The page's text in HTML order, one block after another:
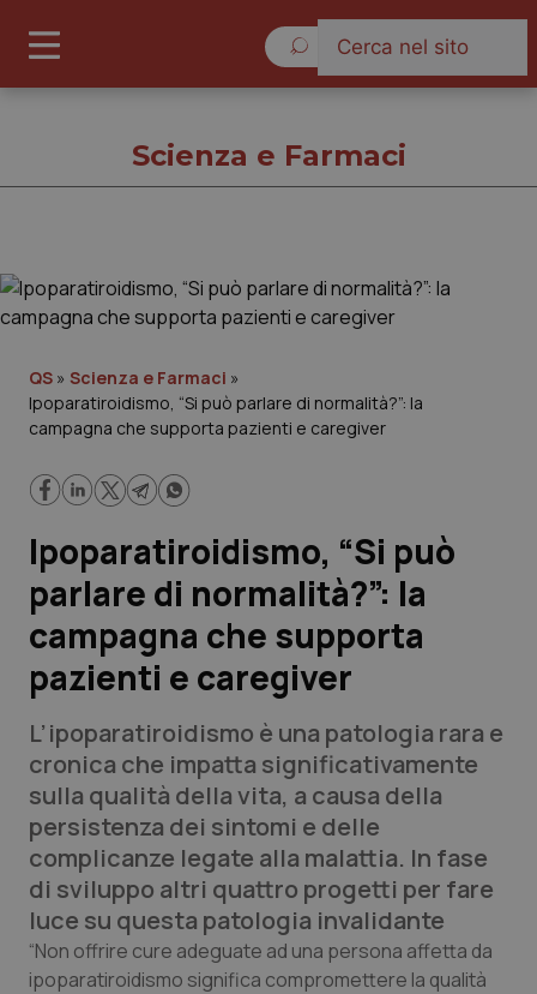
Governo e Parlamento
Regioni e Asl
Lavoro e Professioni
Scienza e Farmaci
Studi e Analisi
Lettere al direttore
Edizioni Regionali
QS Pro
Professionisti Sanitari.AI
Abruzzo
QS Pro Gold
Scienza e Farmaci
QS » Scienza e Farmaci »
Ipoparatiroidismo, “Si può parlare di normalità?”: la
campagna che supporta pazienti e caregiver
Ipoparatiroidismo, “Si può
parlare di normalità?”: la
campagna che supporta
pazienti e caregiver
L’ipoparatiroidismo è una patologia rara e
cronica che impatta significativamente
sulla qualità della vita, a causa della
persistenza dei sintomi e delle
complicanze legate alla malattia. In fase
di sviluppo altri quattro progetti per fare
luce su questa patologia invalidante
“Non offrire cure adeguate ad una persona affetta da
ipoparatiroidismo significa compromettere la qualità